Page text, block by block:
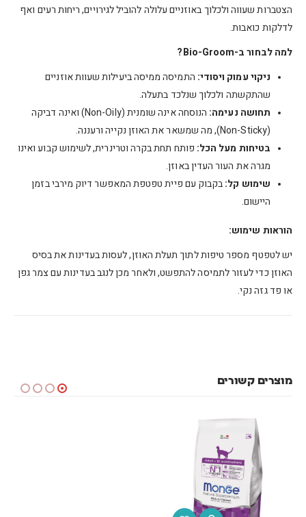
הצטברות שעווה ולכלוך באוזניים עלולה להוביל לגירויים, ריחות רעים ואף
לדלקות כואבות.
למה לבחור ב-Bio-Groom?
ניקוי עמוק ויסודי: התמיסה ממיסה ביעילות שעוות אוזניים
שהתקשתה ולכלוך שנלכד בתעלה.
תחושה נעימה:
הנוסחה אינה שומנית (Non-Oily) ואינה דביקה
(Non-Sticky), מה שמשאר את האוזן נקייה ורעננה.
בטיחות מעל הכל: פותח תחת בקרה וטרינרית, לשימוש קבוע ואינו
מגרה את העור העדין באוזן.
שימוש קל:בקבוק עם פיית טפטפת המאפשר דיוק מירבי בזמן
היישום.
הוראות שימוש:
יש לטפטף מספר טיפות לתוך תעלת האוזן, לעסות בעדינות את בסיס
האוזן כדי לעזור לתמיסה להתפשט, ולאחר מכן לנגב בעדינות עם צמר גפן
או פד גזה נקי.
מוצרים קשורים